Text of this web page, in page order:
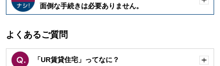
面倒な手続きは必要ありません。
く
よくあるご質問
「UR賃貸住宅」ってなに？